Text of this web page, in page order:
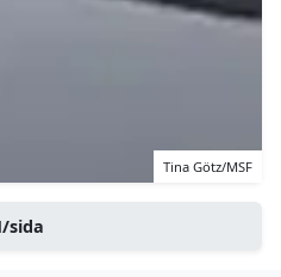
Tina Götz/MSF
sida